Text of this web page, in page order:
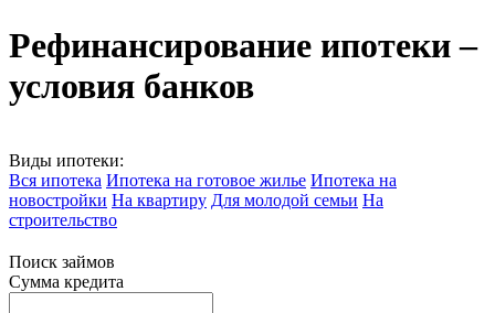
Рефинансирование ипотеки –
условия банков
Виды ипотеки:
Вся ипотека Ипотека на готовое жилье Ипотека на
новостройки На квартиру Для молодой семьи На
строительство
Поиск займов
Сумма кредита